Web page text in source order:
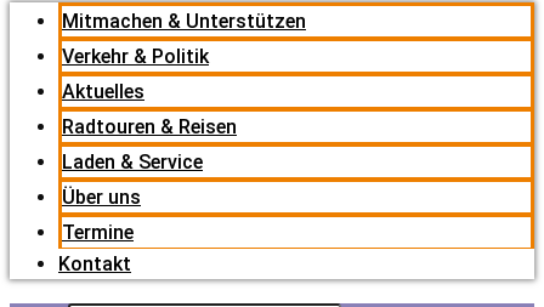
Mitmachen & Unterstützen
Verkehr & Politik
Aktuelles
Radtouren & Reisen
Laden & Service
Über uns
Termine
Kontakt